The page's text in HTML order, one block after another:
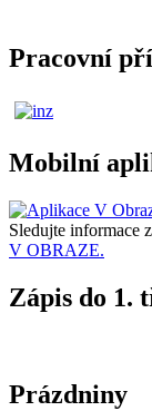
Pracovní
Mobilní
Sledujte informace
V OBRAZE.
Zápis do 1.
Prázdniny